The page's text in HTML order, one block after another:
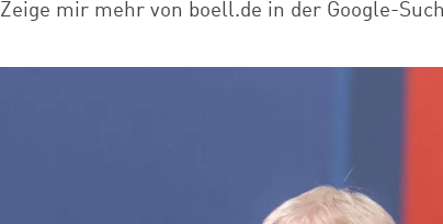
Zeige mir mehr von boell.de in der Google-